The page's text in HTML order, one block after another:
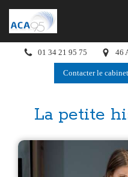
01 34 21 95 75 46
Contacter le cabinet
La petite